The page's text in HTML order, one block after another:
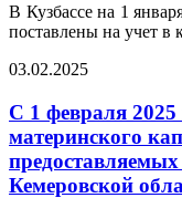
В Кузбассе на 1
поставлены на учет в
03.02.2025
С 1 февраля
материнского
Кемеровской